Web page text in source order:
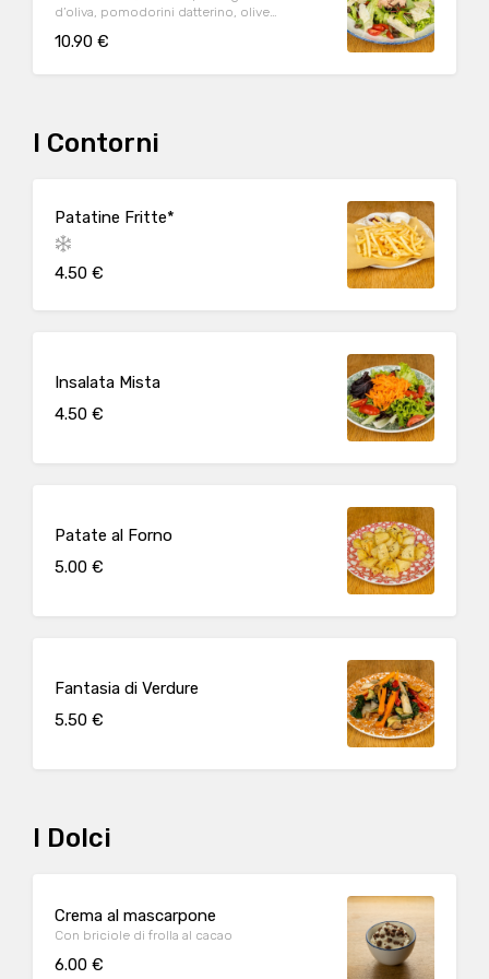
d’oliva, pomodorini datterino, olive
DOP (24m.) e origano
10.90 €
I Contorni
Patatine Fritte*
4.50 €
Insalata Mista
4.50 €
Patate al Forno
5.00 €
Fantasia di Verdure
5.50 €
I Dolci
Crema al mascarpone
Con briciole di frolla al cacao
6.00 €